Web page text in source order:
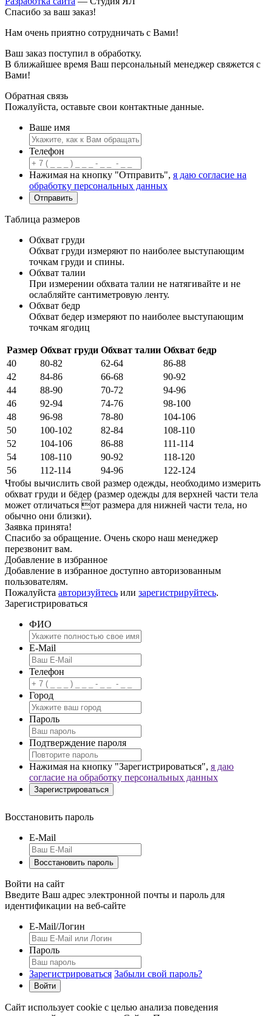
Спасибо за ваш заказ!
Нам очень приятно сотрудничать с Вами!
Ваш заказ поступил в обработку.
В ближайшее время Ваш персональный менеджер свяжется с
Вами!
Обратная связь
Пожалуйста, оставьте свои контактные данные.
Ваше имя
Телефон
Нажимая на кнопку "Отправить", я даю согласие на
обработку персональных данных
Таблица размеров
Обхват груди
Обхват груди измеряют по наиболее выступающим
точкам груди и спины.
Обхват талии
При измерении обхвата талии не натягивайте и не
ослабляйте сантиметровую ленту.
Обхват бедр
Обхват бедер измеряют по наиболее выступающим
точкам ягодиц
Размер Обхват груди Обхват талии Обхват бедр
40
80-82 62-64
86-88
42
84-86 66-68
90-92
44
88-90 70-72
94-96
46
92-94 74-76
98-100
48
96-98 78-80
104-106
50
100-102 82-84
108-110
52
104-106 86-88
111-114
54
108-110 90-92
118-120
56
112-114 94-96
122-124
Чтобы вычислить свой размер одежды, необходимо измерить
обхват груди и бёдер (размер одежды для верхней части тела
может отличаться от размера для нижней части тела, но
обычно они близки).
Заявка принята!
Спасибо за обращение. Очень скоро наш менеджер
перезвонит вам.
Добавление в избранное
Добавление в избранное доступно авторизованным
пользователям.
Пожалуйста авторизуйтесь или зарегистрируйтесь.
Зарегистрироваться
ФИО
E-Mail
Телефон
Город
Пароль
Подтверждение пароля
Нажимая на кнопку "Зарегистрироваться", я даю
согласие на обработку персональных данных
Восстановить пароль
E-Mail
Войти на сайт
Введите Ваш адрес электронной почты и пароль для
идентификации на веб-сайте
E-Mail/Логин
Пароль
Зарегистрироваться Забыли свой пароль?
Сайт использует cookie с целью анализа поведения